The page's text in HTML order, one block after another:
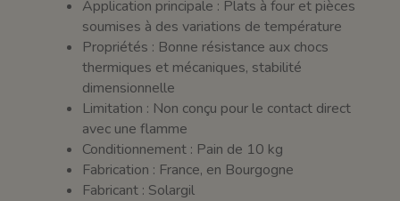
Application principale : Plats à four et pièces
soumises à des variations de température
Propriétés : Bonne résistance aux chocs
thermiques et mécaniques, stabilité
dimensionnelle
Limitation : Non conçu pour le contact direct
avec une flamme
Conditionnement : Pain de 10 kg
Fabrication : France, en Bourgogne
Fabricant : Solargil